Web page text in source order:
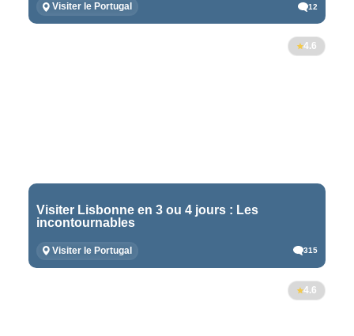
Visiter le Portugal 12
4.6
Visiter Lisbonne en 3 ou 4 jours : Les
incontournables
Visiter le Portugal 315
4.6